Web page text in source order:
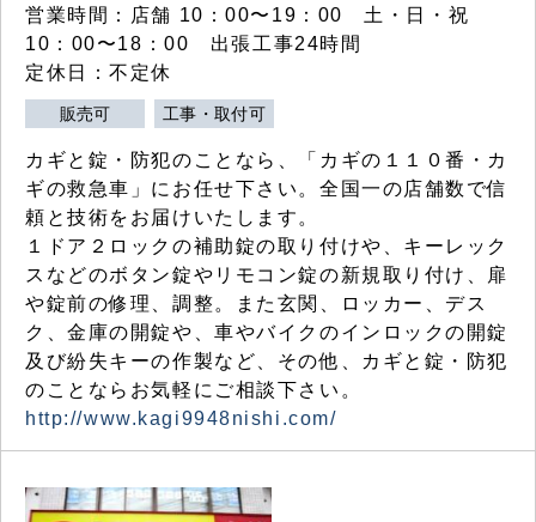
営業時間：店舗 10：00〜19：00 土・日・祝
10：00〜18：00 出張工事24時間
定休日：不定休
販売可 工事・取付可
カギと錠・防犯のことなら、「カギの１１０番・カ
ギの救急車」にお任せ下さい。全国一の店舗数で信
頼と技術をお届けいたします。
１ドア２ロックの補助錠の取り付けや、キーレック
スなどのボタン錠やリモコン錠の新規取り付け、扉
や錠前の修理、調整。また玄関、ロッカー、デス
ク、金庫の開錠や、車やバイクのインロックの開錠
及び紛失キーの作製など、その他、カギと錠・防犯
のことならお気軽にご相談下さい。
http://www.kagi9948nishi.com/